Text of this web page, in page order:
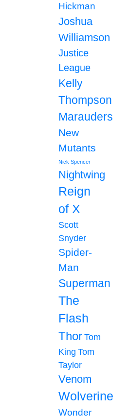
Hickman
Joshua
Williamson
Justice
League
Kelly
Thompson
Marauders
New
Mutants
Nick Spencer
Nightwing
Reign
of X
Scott
Snyder
Spider-
Man
Superman
The
Flash
Thor Tom
King Tom
Taylor
Venom
Wolverine
Wonder